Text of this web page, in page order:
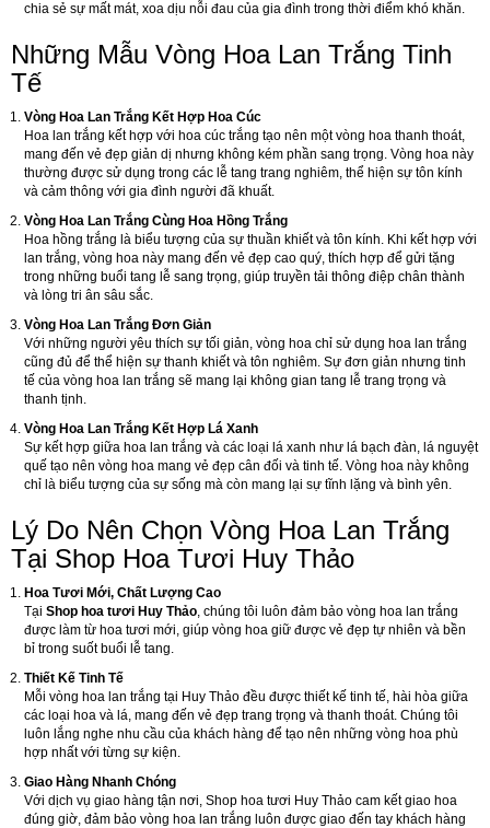
chia sẻ sự mất mát, xoa dịu nỗi đau của gia đình trong thời điểm khó khăn.
Những Mẫu Vòng Hoa Lan Trắng Tinh
Tế
Vòng Hoa Lan Trắng Kết Hợp Hoa Cúc
Hoa lan trắng kết hợp với hoa cúc trắng tạo nên một vòng hoa thanh thoát,
mang đến vẻ đẹp giản dị nhưng không kém phần sang trọng. Vòng hoa này
thường được sử dụng trong các lễ tang trang nghiêm, thể hiện sự tôn kính
và cảm thông với gia đình người đã khuất.
Vòng Hoa Lan Trắng Cùng Hoa Hồng Trắng
Hoa hồng trắng là biểu tượng của sự thuần khiết và tôn kính. Khi kết hợp với
lan trắng, vòng hoa này mang đến vẻ đẹp cao quý, thích hợp để gửi tặng
trong những buổi tang lễ sang trọng, giúp truyền tải thông điệp chân thành
và lòng tri ân sâu sắc.
Vòng Hoa Lan Trắng Đơn Giản
Với những người yêu thích sự tối giản, vòng hoa chỉ sử dụng hoa lan trắng
cũng đủ để thể hiện sự thanh khiết và tôn nghiêm. Sự đơn giản nhưng tinh
tế của vòng hoa lan trắng sẽ mang lại không gian tang lễ trang trọng và
thanh tịnh.
Vòng Hoa Lan Trắng Kết Hợp Lá Xanh
Sự kết hợp giữa hoa lan trắng và các loại lá xanh như lá bạch đàn, lá nguyệt
quế tạo nên vòng hoa mang vẻ đẹp cân đối và tinh tế. Vòng hoa này không
chỉ là biểu tượng của sự sống mà còn mang lại sự tĩnh lặng và bình yên.
Lý Do Nên Chọn Vòng Hoa Lan Trắng
Tại Shop Hoa Tươi Huy Thảo
Hoa Tươi Mới, Chất Lượng Cao
Tại Shop hoa tươi Huy Thảo, chúng tôi luôn đảm bảo vòng hoa lan trắng
được làm từ hoa tươi mới, giúp vòng hoa giữ được vẻ đẹp tự nhiên và bền
bỉ trong suốt buổi lễ tang.
Thiết Kế Tinh Tế
Mỗi vòng hoa lan trắng tại Huy Thảo đều được thiết kế tinh tế, hài hòa giữa
các loại hoa và lá, mang đến vẻ đẹp trang trọng và thanh thoát. Chúng tôi
luôn lắng nghe nhu cầu của khách hàng để tạo nên những vòng hoa phù
hợp nhất với từng sự kiện.
Giao Hàng Nhanh Chóng
Với dịch vụ giao hàng tận nơi, Shop hoa tươi Huy Thảo cam kết giao hoa
đúng giờ, đảm bảo vòng hoa lan trắng luôn được giao đến tay khách hàng